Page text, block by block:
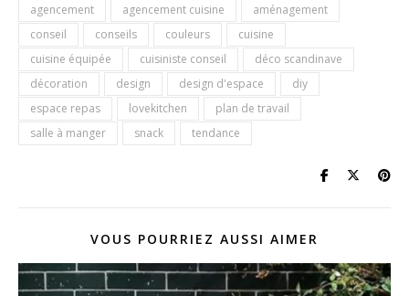
agencement agencement cuisine
aménagement
conseil
conseils couleurs
cuisine
cuisine équipée
cuisiniste conseil
déco scandinave
décoration
design design d'espace
diy
espace repas
lovekitchen
plan de travail
salle à manger
snack tendance
VOUS POURRIEZ AUSSI AIMER